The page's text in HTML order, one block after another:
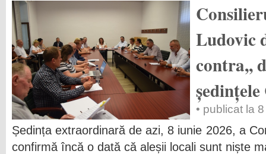
Ludovic
contra,,
• publicat la
Ședința extraordinară de azi, 8 iunie 2026, a
confirmă încă o dată că aleșii locali sunt niște